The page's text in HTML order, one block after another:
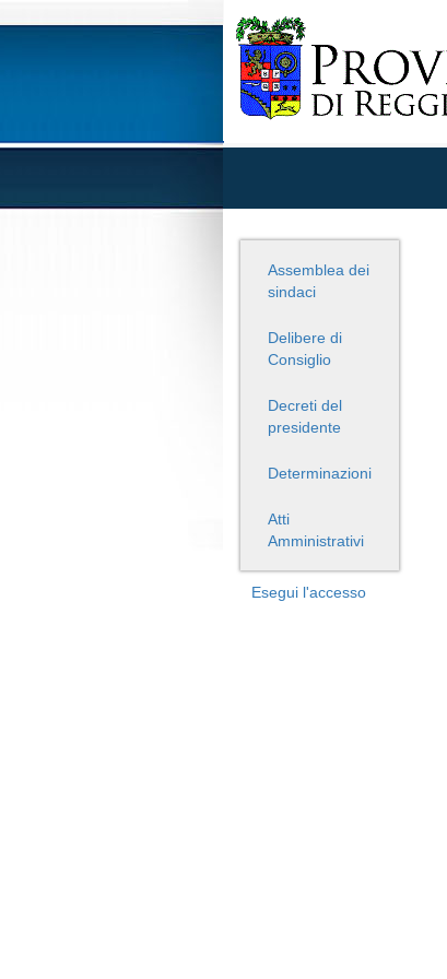
Assemblea dei
sindaci
Delibere di
Consiglio
Decreti del
presidente
Determinazioni
Atti
Amministrativi
Esegui l'accesso